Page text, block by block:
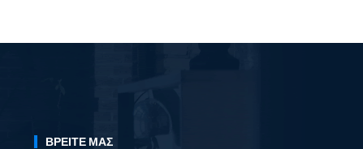
ΒΡΕΊΤΕ ΜΑΣ